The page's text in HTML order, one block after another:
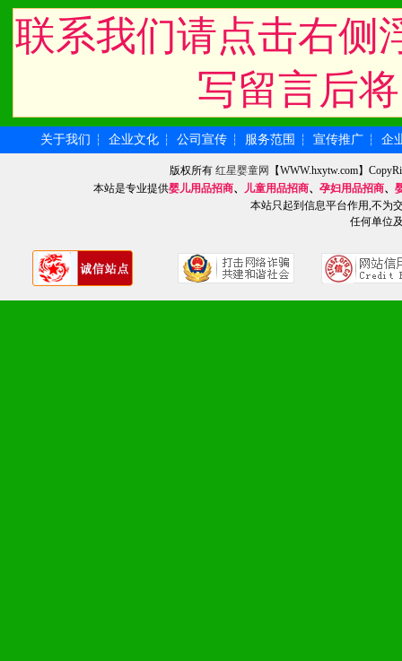
1、广告企划支持：产品手
品全面配赠，免费提供软
册、专柜咨询手册等各种
2、市场保护支持：供优质
统一底价供货、严格保证
3、对代理商、经销商提
单，税务发票，产品质量
4、营销技术支持：因地制
联系我们请点击右侧
写留言后
关于我们 ┆ 企业文化 ┆ 公司宣传 ┆ 服务范围 ┆ 宣传推广 ┆ 企
版权所有红星婴童网
【WWW.hxytw.com】
本站是专业提供婴儿用品招商、 儿童用品招商、 孕妇用品招商、
本站只起到信息平台作用,不为
任何单位